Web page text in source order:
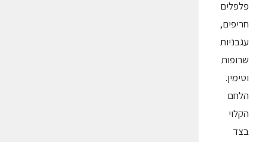
פלפלים
חריפים,
עגבניות
שרופות
וטימין.
הלחם
הקלוי
בצד